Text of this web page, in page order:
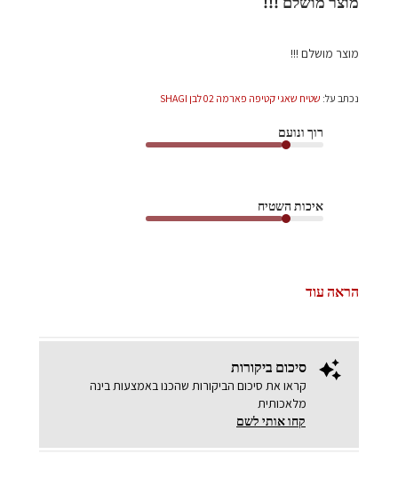
מוצר מושלם !!!
נכתב על: שטיח שאגי קטיפה פארמה 02 לבן SHAGI
רוך ונועם
איכות השטיח
הראה עוד
סיכום ביקורות
קראו את סיכום הביקורות שהכנו באמצעות בינה
מלאכותית
קחו אותי לשם